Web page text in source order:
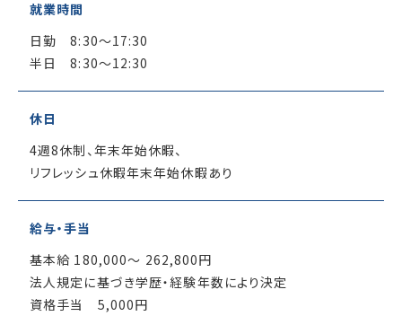
就業時間
日勤 8:30～17:30
半日 8:30～12:30
休日
4週8休制、年末年始休暇、
リフレッシュ休暇年末年始休暇あり
給与・手当
基本給 180,000～ 262,800円
法人規定に基づき学歴・経験年数により決定
資格手当 5,000円